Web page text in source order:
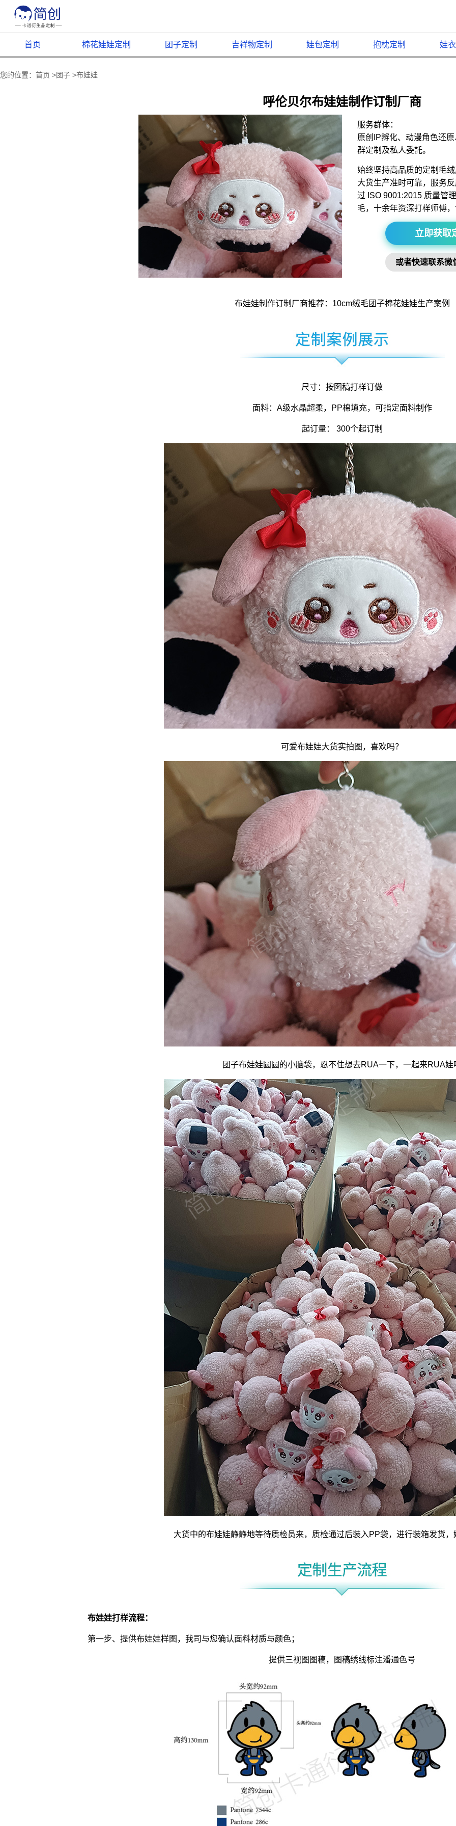
首页 棉花娃娃定制 团子定制 吉祥物定制 娃包定制 抱枕定制 娃
您的位置： 首页 >团子 >布娃娃
呼伦贝尔布娃娃制作订制厂商
服务群体：
原创IP孵化、动漫角色还
群定制及私人委託。
始终坚持高品质的定制毛
大货生产准时可靠，服务
过 ISO 9001:2015 质量管
毛，十余年资深打样师傅
立即获取
或者快速联系微
布娃娃制作订制厂商推荐：10cm绒毛团子棉花娃娃生产案例
尺寸：按图稿打样订做
面料：A级水晶超柔，PP棉填充，可指定面料制作
起订量： 300个起订制
可爱布娃娃大货实拍图，喜欢吗？
团子布娃娃 圆圆的小脑袋，忍不住想去RUA一下，一起来RUA娃
大货中的布娃娃静静地等待质检员来，质检通过后装入PP袋，进行装箱发货
布娃娃打样流程：
第一步、提供布娃娃样图，我司与您确认面料材质与颜色；
提供三视图图稿，图稿绣线标注潘通色号